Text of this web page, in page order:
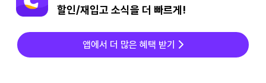
할인/재입고 소식을 더 빠르게!
앱에서 더 많은 혜택 받기